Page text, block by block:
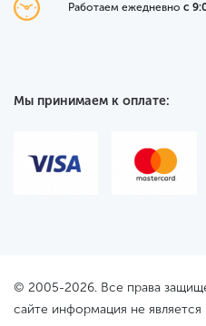
Работаем ежедневно с
Мы принимаем к оплате:
© 2005-2026. Все права
сайте информация не